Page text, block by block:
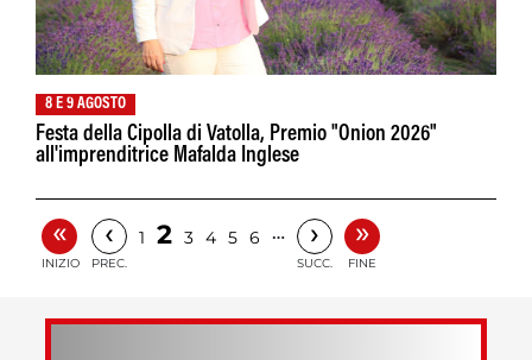
8 E 9 AGOSTO
Festa della Cipolla di Vatolla, Premio "Onion 2026"
all'imprenditrice Mafalda Inglese
«
INIZIO
‹
PREC.
1 2 3 4 5 6 … ›
SUCC.
»
FINE